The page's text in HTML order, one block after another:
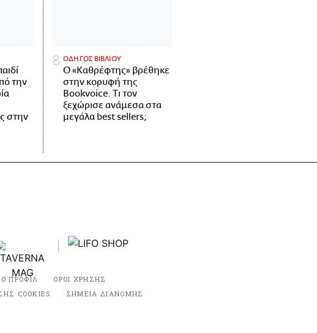
την
στην
ΟΔΗΓΟΣ ΒΙΒΛΙΟΥ
Ο «Καθρέφτης» βρέθηκε
στην κορυφή της
Bookvoice. Τι τον
ξεχώρισε ανάμεσα στα
μεγάλα best sellers;
ΠΡΟΦΙΛ
ΟΡΟΙ ΧΡΗΣΗΣ
COOKIES
ΣΗΜΕΙΑ ΔΙΑΝΟΜΗΣ